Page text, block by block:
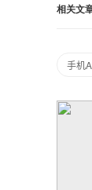
相关文
手机